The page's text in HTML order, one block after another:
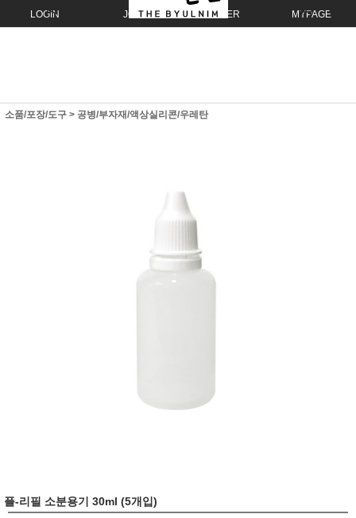
LOGIN JOIN ORDER MYPAGE
소품/포장/도구 > 공병/부자재/액상실리콘/우레탄
플-리필 소분용기 30ml (5개입)